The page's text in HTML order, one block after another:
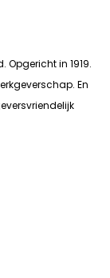
Opgericht in 1919.
En